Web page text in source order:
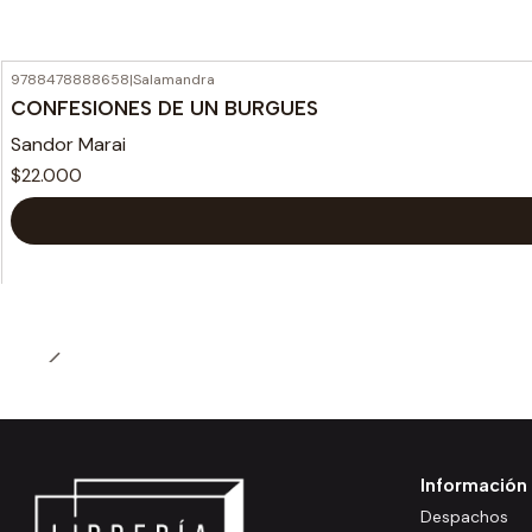
9788478888658|Salamandra
CONFESIONES DE UN BURGUES
Sandor Marai
$22.000
Información
Despachos